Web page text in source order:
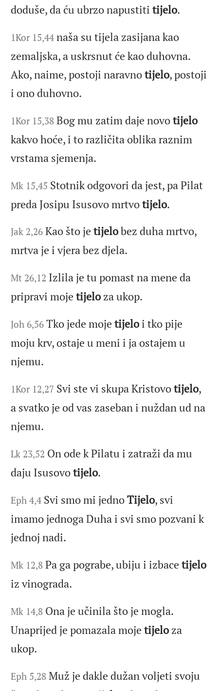
doduše, da ću ubrzo napustititijelo.
1Kor 15,44 naša su tijela zasijana kao
zemaljska, a uskrsnut će kao duhovna.
Ako, naime, postoji naravnotijelo, postoji
i ono duhovno.
1Kor 15,38 Bog mu zatim daje novotijelo
kakvo hoće, i to različita oblika raznim
vrstama sjemenja.
Mk 15,45 Stotnik odgovori da jest, pa Pilat
preda Josipu Isusovo mrtvotijelo.
Jak 2,26 Kao što jetijelobez duha mrtvo,
mrtva je i vjera bez djela.
Mt 26,12 Izlila je tu pomast na mene da
pripravi mojetijeloza ukop.
Joh 6,56 Tko jede mojetijeloi tko pije
moju krv, ostaje u meni i ja ostajem u
njemu.
1Kor 12,27 Svi ste vi skupa Kristovotijelo,
a svatko je od vas zaseban i nuždan ud na
njemu.
Lk 23,52 On ode k Pilatu i zatraži da mu
daju Isusovotijelo.
Eph 4,4 Svi smo mi jednoTijelo, svi
imamo jednoga Duha i svi smo pozvani k
jednoj nadi.
Mk 12,8 Pa ga pograbe, ubiju i izbacetijelo
iz vinograda.
Mk 14,8 Ona je učinila što je mogla.
Unaprijed je pomazala mojetijeloza
ukop.
Eph 5,28 Muž je dakle dužan voljeti svoju